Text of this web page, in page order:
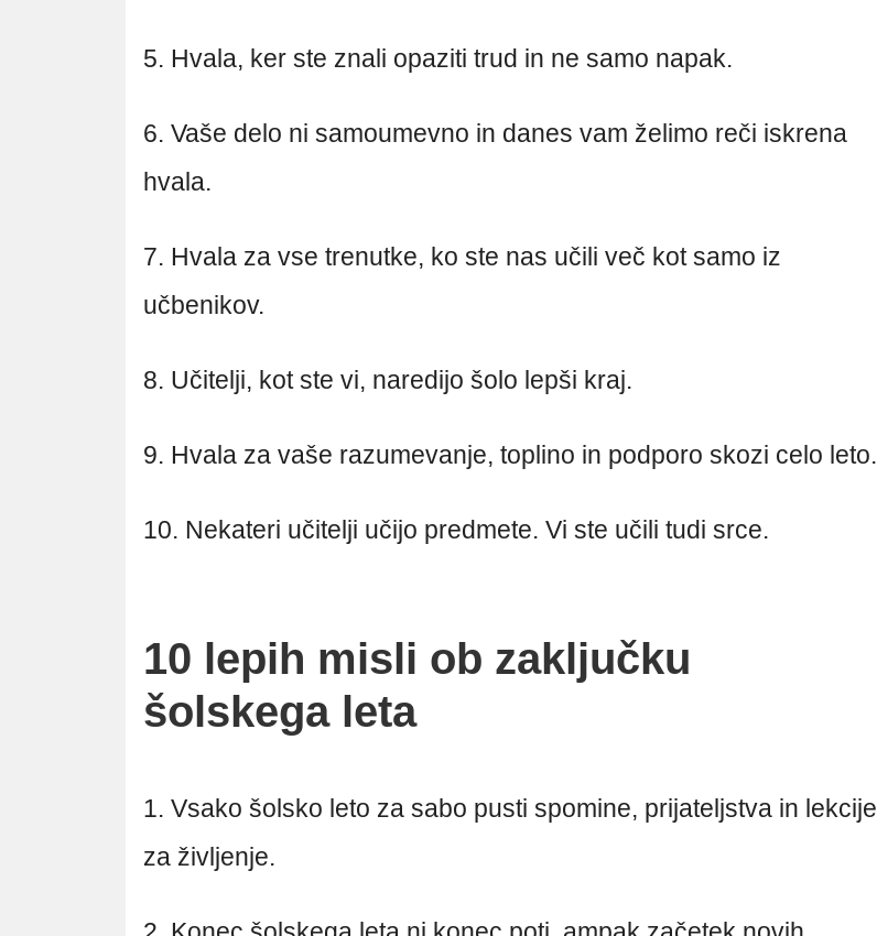
5. Hvala, ker ste znali opaziti trud in ne samo napak.
6. Vaše delo ni samoumevno in danes vam želimo reči iskrena
hvala.
7. Hvala za vse trenutke, ko ste nas učili več kot samo iz
učbenikov.
8. Učitelji, kot ste vi, naredijo šolo lepši kraj.
9. Hvala za vaše razumevanje, toplino in podporo skozi celo leto.
10. Nekateri učitelji učijo predmete. Vi ste učili tudi srce.
10 lepih misli ob zaključku
šolskega leta
1. Vsako šolsko leto za sabo pusti spomine, prijateljstva in lekcije
za življenje.